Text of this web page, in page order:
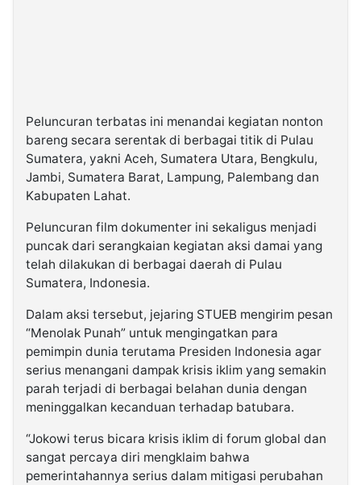
Peluncuran terbatas ini menandai kegiatan nonton
bareng secara serentak di berbagai titik di Pulau
Sumatera, yakni Aceh, Sumatera Utara, Bengkulu,
Jambi, Sumatera Barat, Lampung, Palembang dan
Kabupaten Lahat.
Peluncuran film dokumenter ini sekaligus menjadi
puncak dari serangkaian kegiatan aksi damai yang
telah dilakukan di berbagai daerah di Pulau
Sumatera, Indonesia.
Dalam aksi tersebut, jejaring STUEB mengirim pesan
“Menolak Punah” untuk mengingatkan para
pemimpin dunia terutama Presiden Indonesia agar
serius menangani dampak krisis iklim yang semakin
parah terjadi di berbagai belahan dunia dengan
meninggalkan kecanduan terhadap batubara.
“Jokowi terus bicara krisis iklim di forum global dan
sangat percaya diri mengklaim bahwa
pemerintahannya serius dalam mitigasi perubahan